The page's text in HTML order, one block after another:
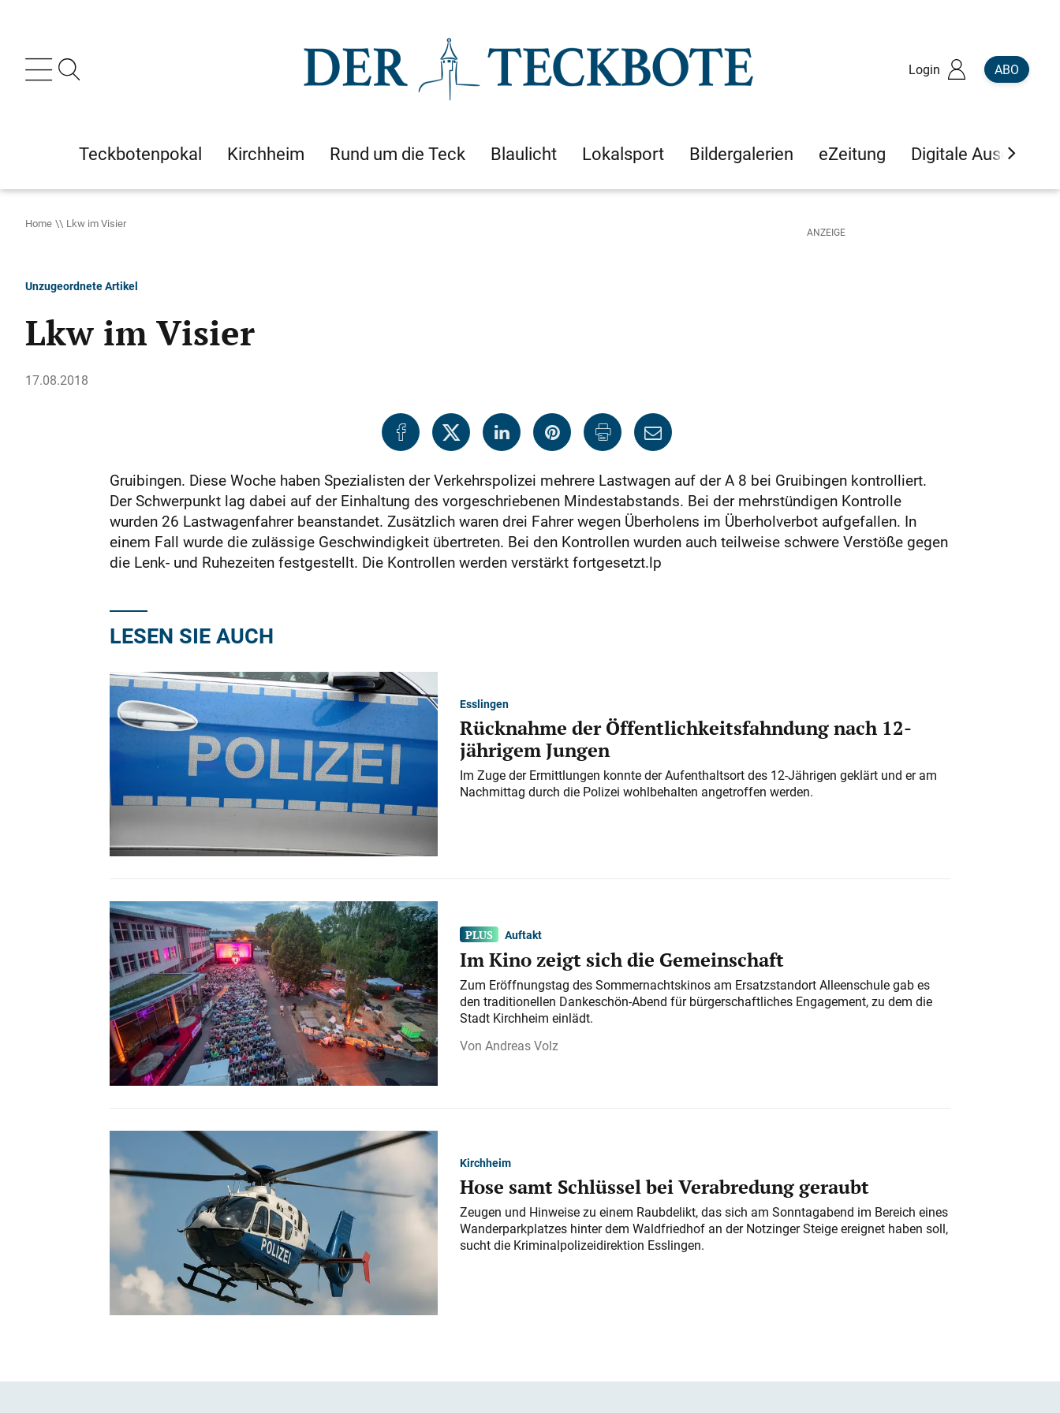
Login ABO
Teckbotenpokal Kirchheim Rund um die Teck Blaulicht Lokalsport Bildergalerien eZeitung Digitale Ausgaben
Home Lkw im Visier
Unzugeordnete Artikel
Lkw im Visier
17.08.2018
Gruibingen. Diese Woche haben Spezialisten der Verkehrspolizei mehrere Lastwagen auf der A 8 bei Gruibingen kontrolliert.
Der Schwerpunkt lag dabei auf der Einhaltung des vorgeschriebenen Mindestabstands. Bei der mehrstündigen Kontrolle
wurden 26 Lastwagenfahrer beanstandet. Zusätzlich waren drei Fahrer wegen Überholens im Überholverbot aufgefallen. In
einem Fall wurde die zulässige Geschwindigkeit übertreten. Bei den Kontrollen wurden auch teilweise schwere Verstöße gegen
die Lenk- und Ruhezeiten festgestellt. Die Kontrollen werden verstärkt fortgesetzt.lp
LESEN SIE AUCH
Esslingen
Rücknahme der Öffentlichkeitsfahndung nach 12-
jährigem Jungen
Im Zuge der Ermittlungen konnte der Aufenthaltsort des 12-Jährigen geklärt und er am
Nachmittag durch die Polizei wohlbehalten angetroffen werden.
Auftakt
Im Kino zeigt sich die Gemeinschaft
Zum Eröffnungstag des Sommernachtskinos am Ersatzstandort Alleenschule gab es
den traditionellen Dankeschön-Abend für bürgerschaftliches Engagement, zu dem die
Stadt Kirchheim einlädt.
Andreas Volz
Kirchheim
Hose samt Schlüssel bei Verabredung geraubt
Zeugen und Hinweise zu einem Raubdelikt, das sich am Sonntagabend im Bereich eines
Wanderparkplatzes hinter dem Waldfriedhof an der Notzinger Steige ereignet haben soll,
sucht die Kriminalpolizeidirektion Esslingen.